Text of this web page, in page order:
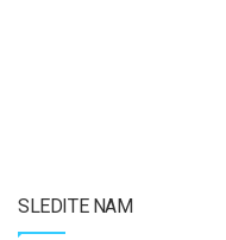
SLEDITE NAM